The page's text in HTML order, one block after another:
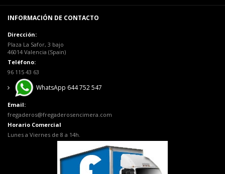
INFORMACIÓN DE CONTACTO
Dirección:
Plaza La Safor, 3 bajo
46014 Valencia (Spain)
Teléfono:
96 115 43 63
WhatsApp 644 752 547
Email:
fregaderos@fregaderosencimera.com
Horario Comercial
Lunes a Viernes de 8 a 14h.